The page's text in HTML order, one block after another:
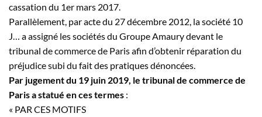
cassation du 1er mars 2017.
Parallèlement, par acte du 27 décembre 2012, la société 10
J… a assigné les sociétés du Groupe Amaury devant le
tribunal de commerce de Paris afin d’obtenir réparation du
préjudice subi du fait des pratiques dénoncées.
Par jugement du 19 juin 2019, le tribunal de commerce de
Paris a statué en ces termes :
« PAR CES MOTIFS